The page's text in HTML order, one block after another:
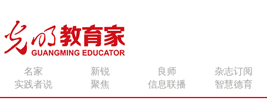
名家 新锐 良师
杂志订阅
实践者说
聚焦 信息联播 智慧德育